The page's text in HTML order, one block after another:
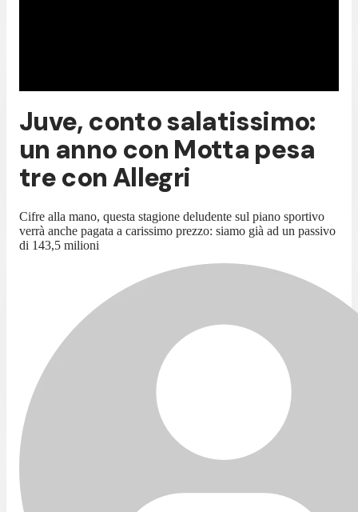
Juve, conto salatissimo:
un anno con Motta pesa
tre con Allegri
Cifre alla mano, questa stagione deludente sul piano sportivo
verrà anche pagata a carissimo prezzo: siamo già ad un passivo
di 143,5 milioni